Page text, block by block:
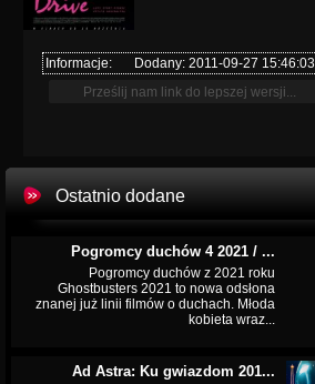
Informacje: Dodany: 2011-09-27 15:46:03
Ostatnio dodane
Pogromcy duchów 4 2021 / ...
Pogromcy duchów z 2021 roku
Ghostbusters 2021 to nowa odsłona
znanej już linii filmów o duchach. Młoda
kobieta wraz...
Ad Astra: Ku gwiazdom 201...